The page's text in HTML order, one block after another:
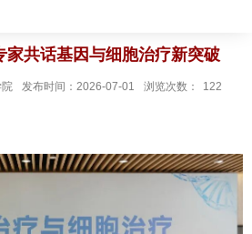
家共话基因与细胞治疗新突破
发布时间：2026-07-01 浏览次数： 122